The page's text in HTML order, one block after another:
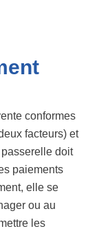
conformes
facteurs) et
doit
paiements
elle se
ou au
les